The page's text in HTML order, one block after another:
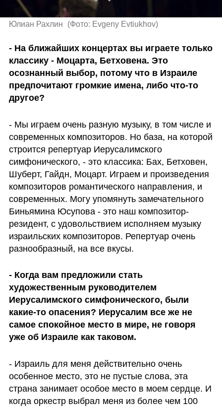
Юлиан Рахлин (Фото: Evgeny Evtiukhov)
- На ближайших концертах вы играете только
классику - Моцарта, Бетховена. Это
осознанный выбор, потому что в Израиле
предпочитают громкие имена, либо что-то
другое?
- Мы играем очень разную музыку, в том числе и
современных композиторов. Но база, на которой
строится репертуар Иерусалимского
симфонического, - это классика: Бах, Бетховен,
Шуберт, Гайдн, Моцарт. Играем и произведения
композиторов романтического направления, и
современных. Могу упомянуть замечательного
Биньямина Юсупова - это наш композитор-
резидент, с удовольствием исполняем музыку
израильских композиторов. Репертуар очень
разнообразный, на все вкусы.
- Когда вам предложили стать
художественным руководителем
Иерусалимского симфонического, были
какие-то опасения? Иерусалим все же не
самое спокойное место в мире, не говоря
уже об Израиле как таковом.
- Израиль для меня действительно очень
особенное место, это не пустые слова, эта
страна занимает особое место в моем сердце. И
когда оркестр выбрал меня из более чем 100